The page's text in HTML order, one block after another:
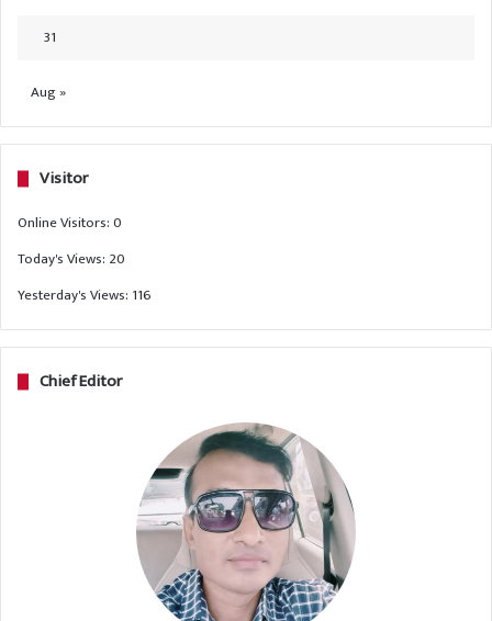
31
Aug »
Visitor
Online Visitors:0
Today's Views: 20
Yesterday's Views: 116
Chief Editor